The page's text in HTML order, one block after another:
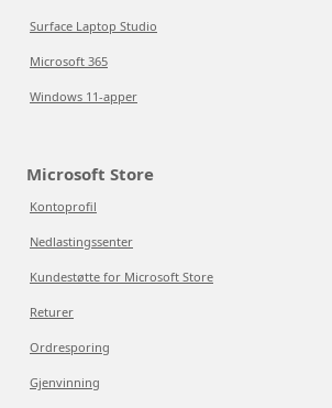
Surface Laptop Studio
Microsoft 365
Windows 11-apper
Microsoft Store
Kontoprofil
Nedlastingssenter
Kundestøtte for Microsoft Store
Returer
Ordresporing
Gjenvinning